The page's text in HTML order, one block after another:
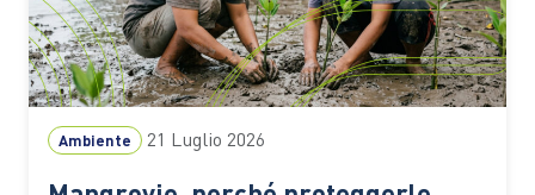
Ambiente 21 Luglio 2026